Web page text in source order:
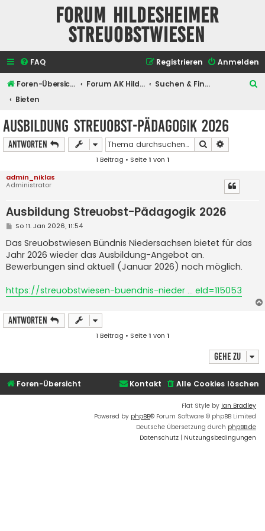
Forum Hildesheimer
Streuobstwiesen
FAQ Anmelden
Registrieren
Foren-Übersicht Forum AK Hildesheimer Streuobstwiesen
Suchen & Finden
Bieten
Ausbildung Streuobst-Pädagogik 2026
Antworten Suche
1 Beitrag • Seite1 von 1
admin_niklas
Administrator
Ausbildung Streuobst-Pädagogik 2026
B
i
t
r
a
g
So 11. Jan 2026, 11:54
Das Sreuobstwiesen Bündnis Niedersachsen bietet für das
Jahr 2026 wieder das Ausbildung-Angebot an.
Bewerbungen sind aktuell (Januar 2026) noch möglich.
https://streuobstwiesen-buendnis-nieder ... eId=115053
Antworten
1 Beitrag • Seite1 von 1
Gehe zu
Foren-Übersicht Alle Cookies löschen
Kontakt
Flat Style by Ian Bradley
Powered by phpBB® Forum Software © phpBB Limited
Deutsche Übersetzung durch phpBB.de
Datenschutz | Nutzungsbedingungen